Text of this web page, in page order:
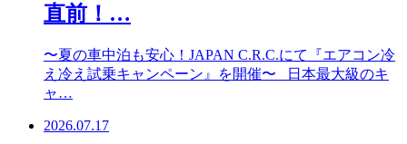
直前！…
〜夏の車中泊も安心！JAPAN C.R.C.にて『エアコン冷
え冷え試乗キャンペーン』を開催〜 日本最大級のキ
ャ…
2026.07.17